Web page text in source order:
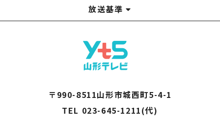
企業情報
役員構成
YTS山形テレビ SDGs 宣言
採用情報
山形テレビ人権方針
山形テレビ国民保護業務計画提出文
個人情報基本方針
情報セキュリティ基本方針
視聴データの取扱いについて
系列局一覧
中継局一覧
放送基準
〒990-8511山形市城西町5-4-1
TEL 023-645-1211(代)